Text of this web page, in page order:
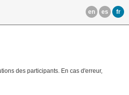
en es fr
des participants. En cas d'erreur,